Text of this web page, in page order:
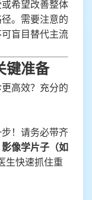
希望改善整体
。需要注意的
盲目替代主流
键准备
高效？充分的
！请务必带齐
像学片子（如
生快速抓住重